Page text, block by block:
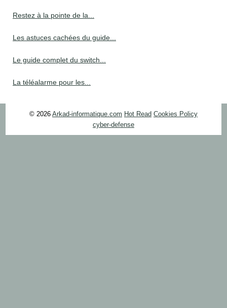
Restez à la pointe de la...
Les astuces cachées du guide...
Le guide complet du switch...
La téléalarme pour les...
© 2026 Arkad-informatique.com Hot Read Cookies Policy
cyber-defense